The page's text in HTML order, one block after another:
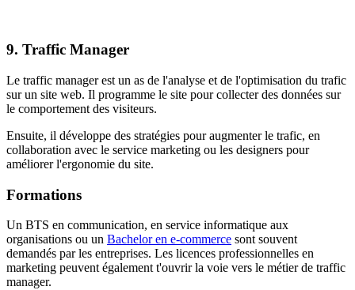
9. Traffic Manager
Le traffic manager est un as de l'analyse et de l'optimisation du trafic
sur un site web. Il programme le site pour collecter des données sur
le comportement des visiteurs.
Ensuite, il développe des stratégies pour augmenter le trafic, en
collaboration avec le service marketing ou les designers pour
améliorer l'ergonomie du site.
Formations
Un BTS en communication, en service informatique aux
organisations ou un Bachelor en e-commerce sont souvent
demandés par les entreprises. Les licences professionnelles en
marketing peuvent également t'ouvrir la voie vers le métier de traffic
manager.